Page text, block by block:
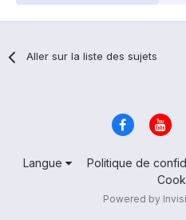
Aller sur la liste des sujets
Langue Politique de
Powered by